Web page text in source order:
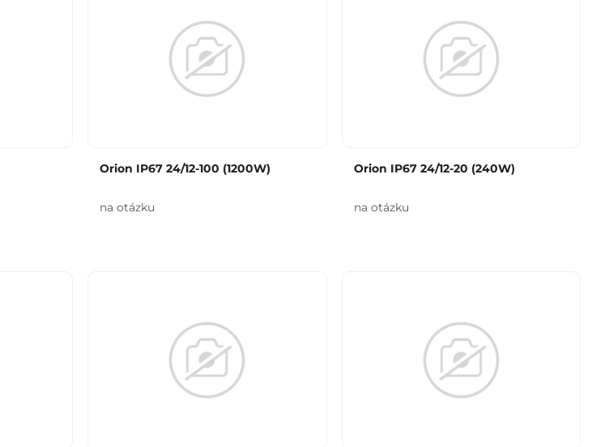
Orion IP67 24/12-100 (1200W)
na otázku
Orion IP67 24/12-20 (240W)
na otázku